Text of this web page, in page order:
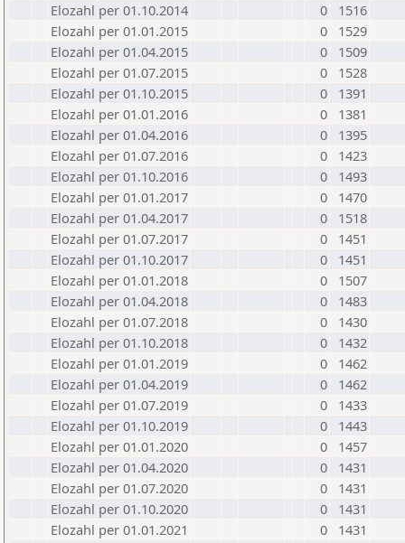
Elozahl per 01.10.2014
0
1516
Elozahl per 01.01.2015
0
1529
Elozahl per 01.04.2015
0
1509
Elozahl per 01.07.2015
0
1528
Elozahl per 01.10.2015
0
1391
Elozahl per 01.01.2016
0
1381
Elozahl per 01.04.2016
0
1395
Elozahl per 01.07.2016
0
1423
Elozahl per 01.10.2016
0
1493
Elozahl per 01.01.2017
0
1470
Elozahl per 01.04.2017
0
1518
Elozahl per 01.07.2017
0
1451
Elozahl per 01.10.2017
0
1451
Elozahl per 01.01.2018
0
1507
Elozahl per 01.04.2018
0
1483
Elozahl per 01.07.2018
0
1430
Elozahl per 01.10.2018
0
1432
Elozahl per 01.01.2019
0
1462
Elozahl per 01.04.2019
0
1462
Elozahl per 01.07.2019
0
1433
Elozahl per 01.10.2019
0
1443
Elozahl per 01.01.2020
0
1457
Elozahl per 01.04.2020
0
1431
Elozahl per 01.07.2020
0
1431
Elozahl per 01.10.2020
0
1431
Elozahl per 01.01.2021
0
1431